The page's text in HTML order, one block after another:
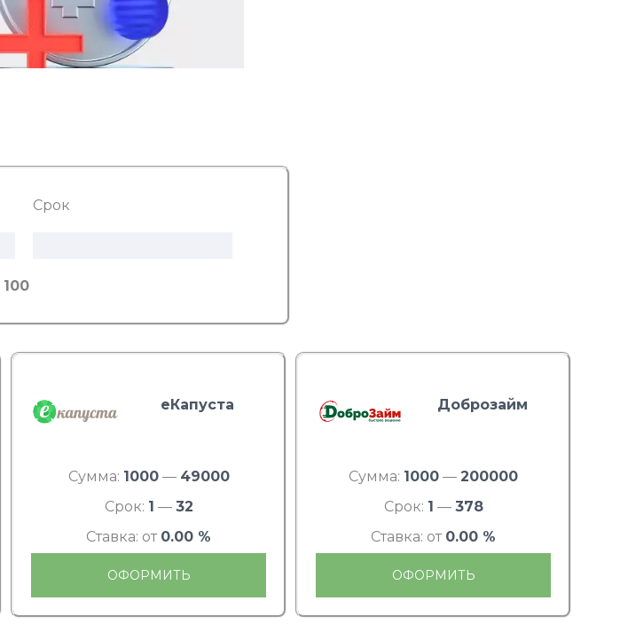
Срок
100
еКапуста
Сумма: 1000— 49000
Срок: 1 — 32
Ставка: от 0.00 %
ОФОРМИТЬ
Доброзайм
Сумма: 1000 — 200000
Срок: 1 — 378
Ставка: от 0.00 %
ОФОРМИТЬ